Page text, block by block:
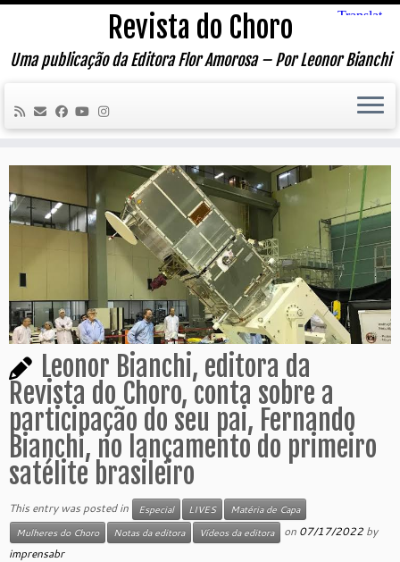
Skip
content
Revista do Choro
Uma publicação da Editora Flor Amorosa – Por Leonor Bianchi
Leonor Bianchi, editora da
Revista do Choro, conta sobre a
participação do seu pai, Fernando
Bianchi, no lançamento do primeiro
satélite brasileiro
This entry was posted in Especial LIVES
Matéria de Capa
Mulheres do Choro
Notas da editora Vídeos da editora on 07/17/2022 by
imprensabr